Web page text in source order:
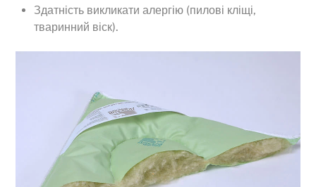
Здатність викликати алергію (пилові кліщі,
тваринний віск).